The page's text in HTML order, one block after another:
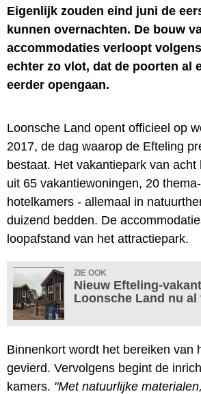
Eigenlijk zouden eind juni de
kunnen overnachten. De bouw
accommodaties verloopt
echter zo vlot, dat de poorten al
eerder opengaan.
Loonsche Land opent officieel op
2017, de dag waarop de Efteling
bestaat. Het vakantiepark van acht
uit 65 vakantiewoningen, 20
hotelkamers - allemaal in
duizend bedden. De
loopafstand van het attractiepark.
ZIE OOK
Nieuw Efteling-
Loonsche Land nu
Binnenkort wordt het bereiken van
gevierd. Vervolgens begint de
kamers. "Met natuurlijke